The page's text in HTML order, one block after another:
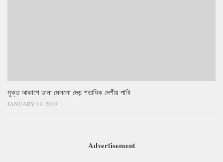
মুক্ত আকাশে ডানা মেললো দেড় শতাধিক দেশীয় পাখি
JANUARY 13, 2019
Advertisement